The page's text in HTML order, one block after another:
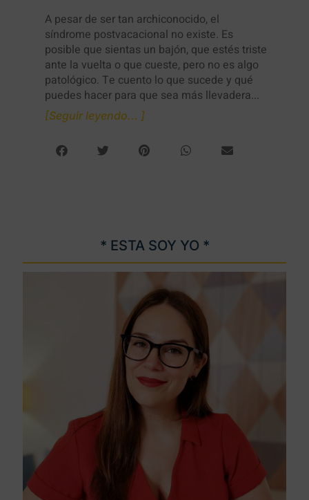
A pesar de ser tan archiconocido, el
síndrome postvacacional no existe. Es
posible que sientas un bajón, que estés triste
ante la vuelta o que cueste, pero no es algo
patológico. Te cuento lo que sucede y qué
puedes hacer para que sea más llevadera...
[Seguir leyendo... ]
* ESTA SOY YO *